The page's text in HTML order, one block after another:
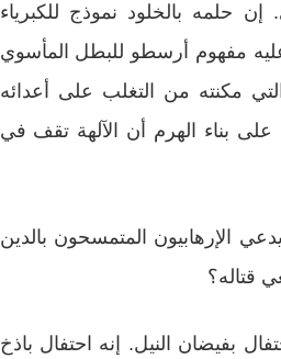
حلمه بالخلود نموذج للكبرياء
مفهوم أرسطو للبطل المأسوي
التي مكنته من التغلب على أعدائه
بناء الهرم أن الآلهة تقف في
الإرهابيون المتمسحون بالدين
قتاله؟
بفيضان النيل. إنه احتفال باذخ